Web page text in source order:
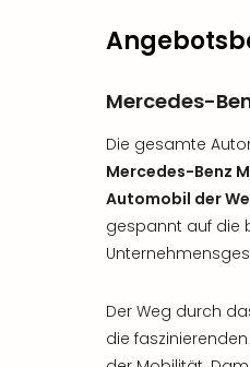
Mercedes-
Die gesamte
Mercedes-Benz
Automobil der
gespannt auf die
Der Weg durch
die